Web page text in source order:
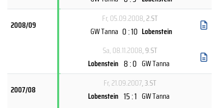
2008/09
Fr, 05.09.2008, 2.ST
GW Tanna 0 : 10 Lobenstein
Sa, 08.11.2008, 9.ST
Lobenstein 8 : 0 GW Tanna
2007/08
Fr, 21.09.2007, 3.ST
Lobenstein 15 : 1 GW Tanna